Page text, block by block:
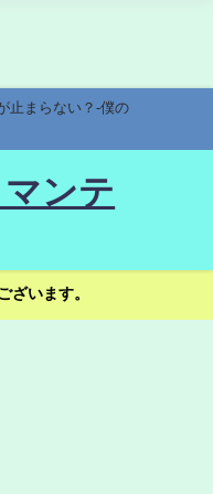
止まらない？-僕の
ンテ
ざいます。